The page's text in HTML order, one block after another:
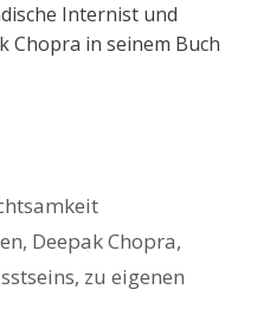
Internist und
Chopra in seinem Buch
, Deepak Chopra,
, zu eigenen